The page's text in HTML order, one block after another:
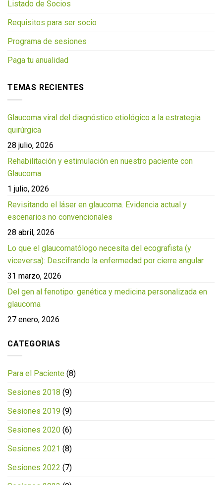
Listado de Socios
Requisitos para ser socio
Programa de sesiones
Paga tu anualidad
TEMAS RECIENTES
Glaucoma viral del diagnóstico etiológico a la estrategia
quirúrgica
28 julio, 2026
Rehabilitación y estimulación en nuestro paciente con
Glaucoma
1 julio, 2026
Revisitando el láser en glaucoma. Evidencia actual y
escenarios no convencionales
28 abril, 2026
Lo que el glaucomatólogo necesita del ecografista (y
viceversa): Descifrando la enfermedad por cierre angular
31 marzo, 2026
Del gen al fenotipo: genética y medicina personalizada en
glaucoma
27 enero, 2026
CATEGORIAS
Para el Paciente (8)
Sesiones 2018 (9)
Sesiones 2019 (9)
Sesiones 2020 (6)
Sesiones 2021 (8)
Sesiones 2022 (7)